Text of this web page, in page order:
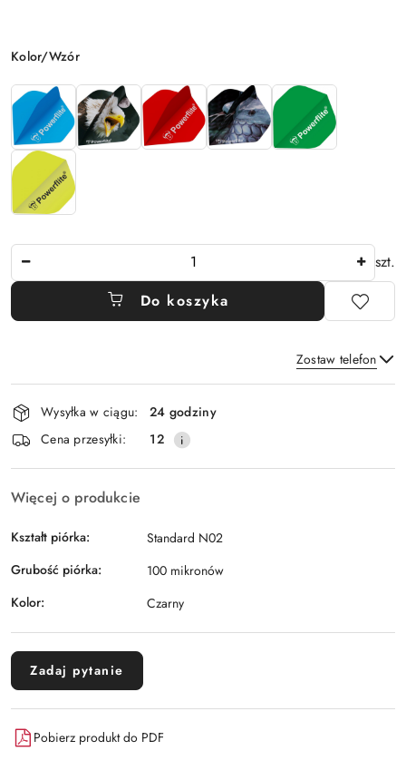
Wariant
Kolor/Wzór
szt.
Do koszyka
Zostaw telefon
Wyślij
Dostępność
i
dostawa
Wysyłka w ciągu:
24 godziny
Cena przesyłki:
12
Więcej o produkcie
Kształt piórka:
Standard N02
Grubość piórka:
100 mikronów
Kolor:
Czarny
Zadaj pytanie
Pobierz produkt do PDF